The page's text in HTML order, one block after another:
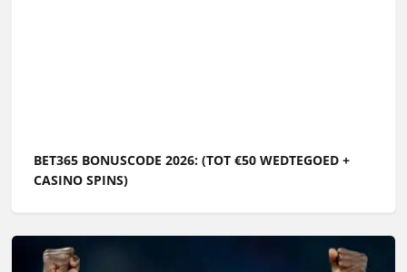
BET365 BONUSCODE 2026: (TOT €50 WEDTEGOED +
CASINO SPINS)